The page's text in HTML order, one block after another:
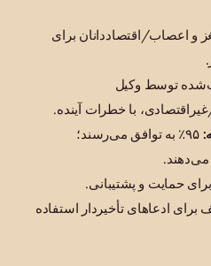
و اعصاب/اقتصاددانان برای
توسط وکیل
با خطرات آینده.
۹۵٪ به توافق می‌رسند؛
می‌دهند.
ادعاهای تأخیردار استفاده